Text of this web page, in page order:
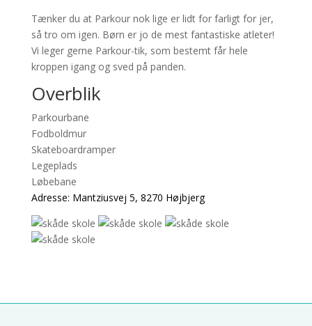
Tænker du at Parkour nok lige er lidt for farligt for jer,
så tro om igen. Børn er jo de mest fantastiske atleter!
Vi leger gerne Parkour-tik, som bestemt får hele
kroppen igang og sved på panden.
Overblik
Parkourbane
Fodboldmur
Skateboardramper
Legeplads
Løbebane
Adresse: Mantziusvej 5, 8270 Højbjerg